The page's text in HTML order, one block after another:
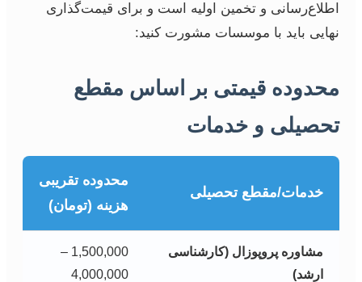
اطلاع‌رسانی و تخمین اولیه است و برای قیمت‌گذاری
نهایی باید با موسسات مشورت کنید:
محدوده قیمتی بر اساس مقطع
تحصیلی و خدمات
خدمات/مقطع تحصیلی
محدوده تقریبی
هزینه (تومان)
مشاوره پروپوزال (کارشناسی
ارشد)
1,500,000 –
4,000,000